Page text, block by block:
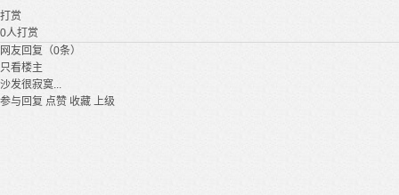
打赏
0人打赏
网友回复（0条）
只看楼主
沙发很寂寞...
参与回复 点赞 收藏 上级